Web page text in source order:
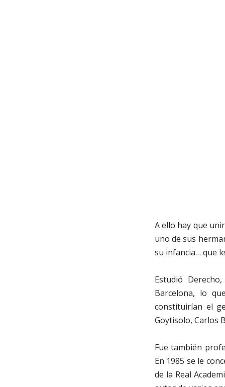
A ello hay que
uno de sus
su infancia… que
Estudió
Barcelona, lo
constituirían el
Goytisolo, Carlos
Fue también
En 1985 se le
de la Real